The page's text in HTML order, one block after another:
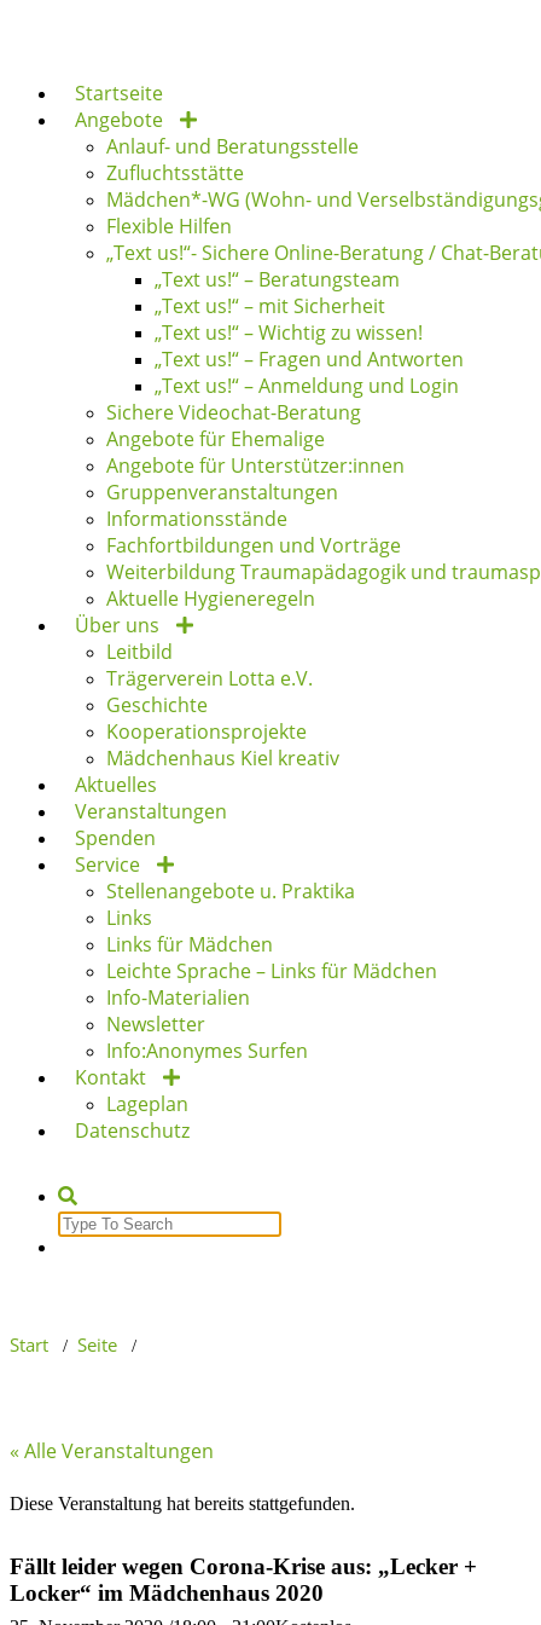
Startseite
Angebote
Anlauf- und Beratungsstelle
Zufluchtsstätte
Mädchen*-WG (Wohn- und
Flexible Hilfen
„Text us!“- Sichere Online-Beratung / Chat-
„Text us!“ – Beratungsteam
„Text us!“ – mit Sicherheit
„Text us!“ – Wichtig zu wissen!
„Text us!“ – Fragen und Antworten
„Text us!“ – Anmeldung und Login
Sichere Videochat-Beratung
Angebote für Ehemalige
Angebote für Unterstützer:innen
Gruppenveranstaltungen
Informationsstände
Fachfortbildungen und Vorträge
Weiterbildung Traumapädagogik und
Aktuelle Hygieneregeln
Über uns
Leitbild
Trägerverein Lotta e.V.
Geschichte
Kooperationsprojekte
Mädchenhaus Kiel kreativ
Aktuelles
Veranstaltungen
Spenden
Service
Stellenangebote u. Praktika
Links
Links für Mädchen
Leichte Sprache – Links für Mädchen
Info-Materialien
Newsletter
Info:Anonymes Surfen
Kontakt
Lageplan
Datenschutz
Search
for:
Start / Seite /
« Alle Veranstaltungen
Diese Veranstaltung hat bereits stattgefunden.
Fällt leider wegen Corona-Krise aus: „Lecker +
Locker“ im Mädchenhaus 2020